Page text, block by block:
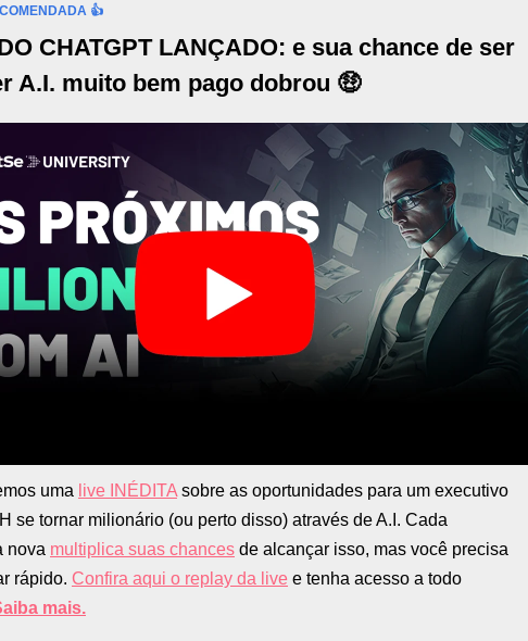
👍
CHATGPT LANÇADO: e sua chance de ser
A.I. muito bem pago dobrou 🤑
uma live INÉDITA sobre as oportunidades para um executivo
se tornar milionário (ou perto disso) através de A.I. Cada
nova multiplica suas chances de alcançar isso, mas você precisa
rápido. Confira aqui o replay da live e tenha acesso a todo
mais.